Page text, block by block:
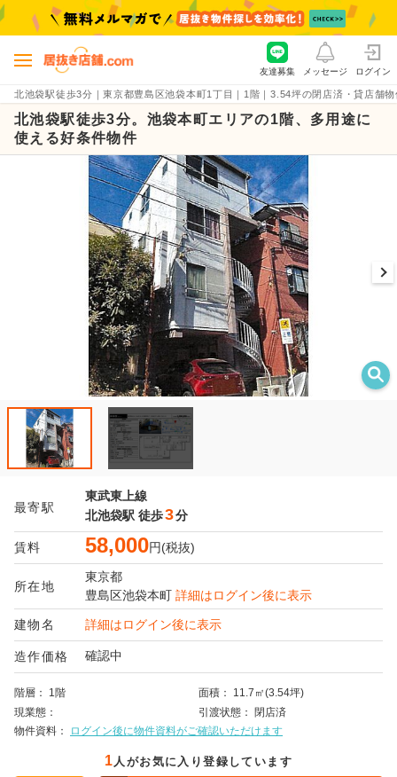
北池袋駅徒歩3分｜東京都豊島区池袋本町1丁目｜1階｜3.54坪の閉店済・貸店舗
友達募集 メッセージ ログイン
北池袋駅徒歩3分。池袋本町エリアの1階、多用途に
使える好条件物件
最寄駅
東武東上線
北池袋駅 徒歩3分
賃料 58,000円(税抜)
所在地
東京都
豊島区池袋本町 詳細はログイン後に表示
建物名 詳細はログイン後に表示
造作価格 確認中
階層 1階 面積
11.7㎡(3.54坪)
現業態
引渡状態
閉店済
物件資料
ログイン後に物件資料がご確認いただけます
1 人がお気に入り登録しています